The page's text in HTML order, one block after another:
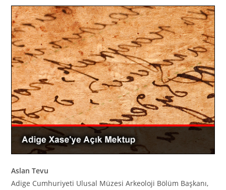
Aslan Tevu
Adige Cumhuriyeti Ulusal Müzesi Arkeoloji Bölüm Başkanı,